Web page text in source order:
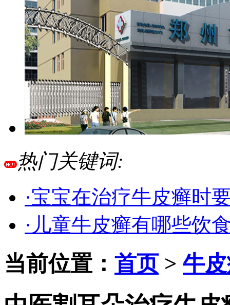
热门关键词:
·宝宝在治疗牛皮癣时
·儿童牛皮癣有哪些饮
当前位置： 首页> 牛